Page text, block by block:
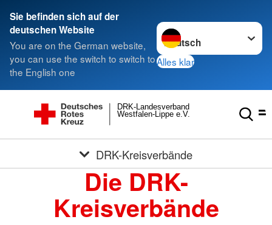
Sie befinden sich auf der
deutschen Website
You are on the German website,
you can use the switch to switch to
the English one
Sprache wechseln zu
Alles klar
Westfalen-Lippe e.V.
DRK-Landesverband
DRK-Kreisverbände
Die DRK-
Kreisverbände